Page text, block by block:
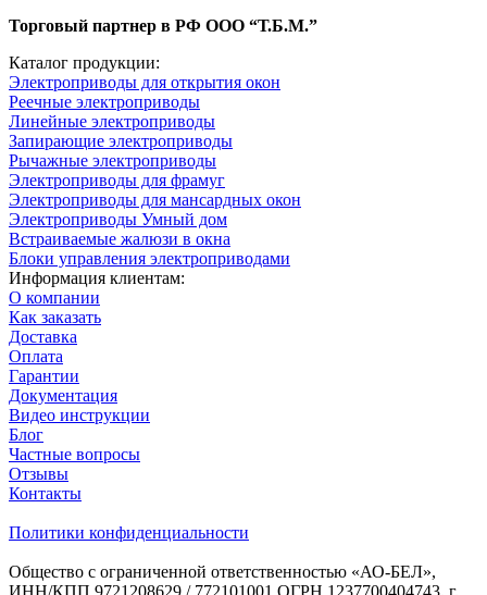
Торговый партнер в РФ ООО “Т.Б.М.”
Каталог продукции:
Электроприводы для открытия окон
Реечные электроприводы
Линейные электроприводы
Запирающие электроприводы
Рычажные электроприводы
Электроприводы для фрамуг
Электроприводы для мансардных окон
Электроприводы Умный дом
Встраиваемые жалюзи в окна
Блоки управления электроприводами
Информация клиентам:
О компании
Как заказать
Доставка
Оплата
Гарантии
Документация
Видео инструкции
Блог
Частные вопросы
Отзывы
Контакты
Политики конфиденциальности
Общество с ограниченной ответственностью «АО-БЕЛ»,